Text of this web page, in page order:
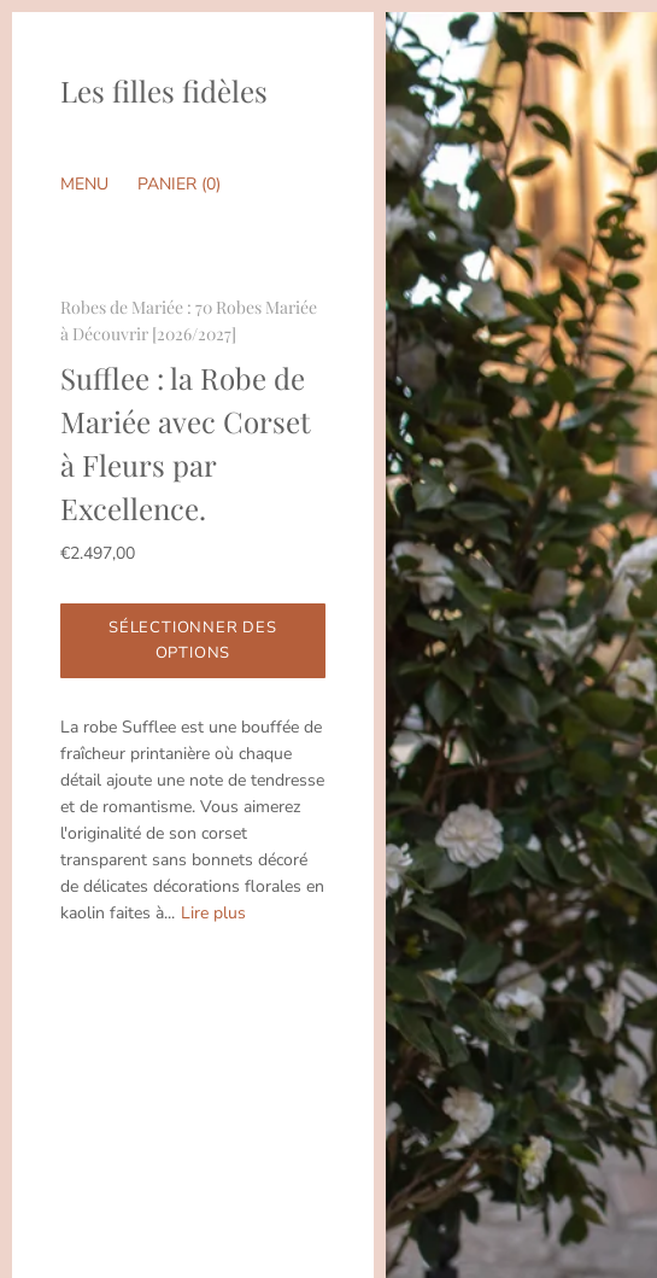
Les filles fidèles
MENU PANIER (0)
Robes de Mariée : 70 Robes Mariée
à Découvrir [2026/2027]
Sufflee : la Robe de
Mariée avec Corset
à Fleurs par
Excellence.
€2.497,00
SÉLECTIONNER DES
OPTIONS
La robe Sufflee est une bouffée de
fraîcheur printanière où chaque
détail ajoute une note de tendresse
et de romantisme. Vous aimerez
l'originalité de son corset
transparent sans bonnets décoré
de délicates décorations florales en
kaolin faites à... Lire plus